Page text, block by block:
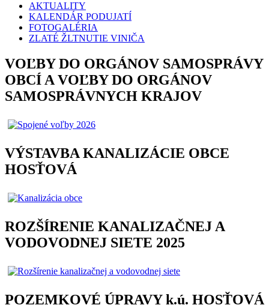
AKTUALITY
KALENDÁR PODUJATÍ
FOTOGALÉRIA
ZLATÉ ŽLTNUTIE VINIČA
VOĽBY DO ORGÁNOV SAMOSPRÁVY
OBCÍ A VOĽBY DO ORGÁNOV
SAMOSPRÁVNYCH KRAJOV
VÝSTAVBA KANALIZÁCIE OBCE
HOSŤOVÁ
ROZŠÍRENIE KANALIZAČNEJ A
VODOVODNEJ SIETE 2025
POZEMKOVÉ ÚPRAVY k.ú. HOSŤOVÁ